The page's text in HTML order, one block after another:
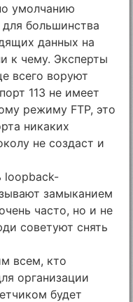
умолчанию
большинства
данных на
к чему. Эксперты
всего воруют
113 не имеет
режиму FTP, это
никаких
не создаст и
loopback-
замыканием
часто, но и не
советуют снять
всем, кто
организации
будет